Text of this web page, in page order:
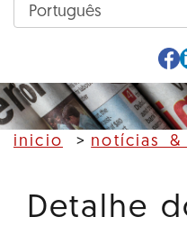
inicio notícias &
Detalhe